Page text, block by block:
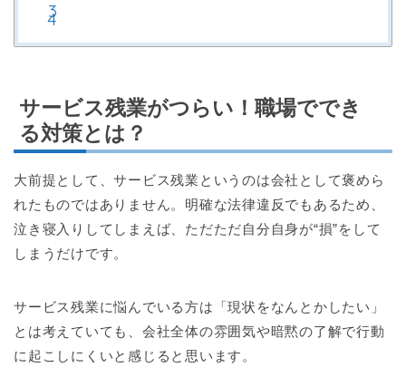
サービス残業がつらい！職場ででき
る対策とは？
大前提として、サービス残業というのは会社として褒めら
れたものではありません。明確な法律違反でもあるため、
泣き寝入りしてしまえば、ただただ自分自身が“損”をして
しまうだけです。
サービス残業に悩んでいる方は「現状をなんとかしたい」
とは考えていても、会社全体の雰囲気や暗黙の了解で行動
に起こしにくいと感じると思います。